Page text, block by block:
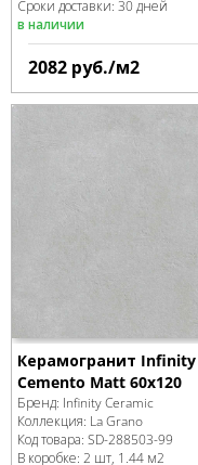
Сроки доставки: 30 дней
в наличии
2082 руб./м2
Керамогранит Infinity
Cemento Matt 60x120
Бренд: Infinity Ceramic
Коллекция: La Grano
Код товара: SD-288503-99
В коробке: 2 шт, 1.44 м2